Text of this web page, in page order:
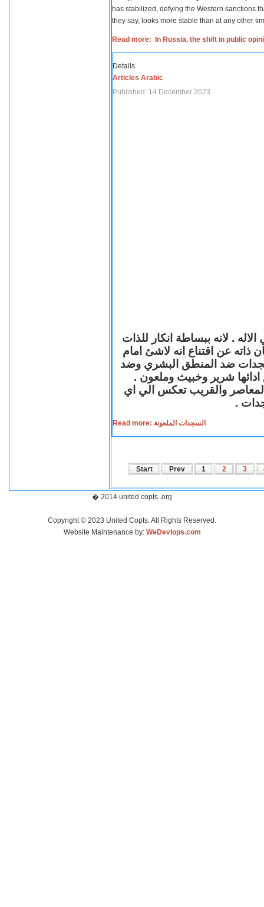
has stabilized, defying the Western sanctions
they say, looks more stable than at any other
Read more: In Russia, the shift in public
Details
Articles Arabic
Published: 14 December 2023
. لانه ببساطة انكار للذات
ذاته عن اقتناع انه لاشئ امام
ضد المنطق البشري وضد
ادائها شرير وخبيث وملعون .
المعاصر والقريب تعكس الي اي
.
Read more: السجدات الملعونة
Start Prev 1 2 3
� 2014 united copts .org
Copyright © 2023 United Copts. All Rights Reserved.
Website Maintenance by: WeDevlops.com